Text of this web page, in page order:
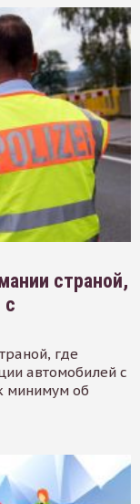
страной,
с
где
автомобилей с
минимум об